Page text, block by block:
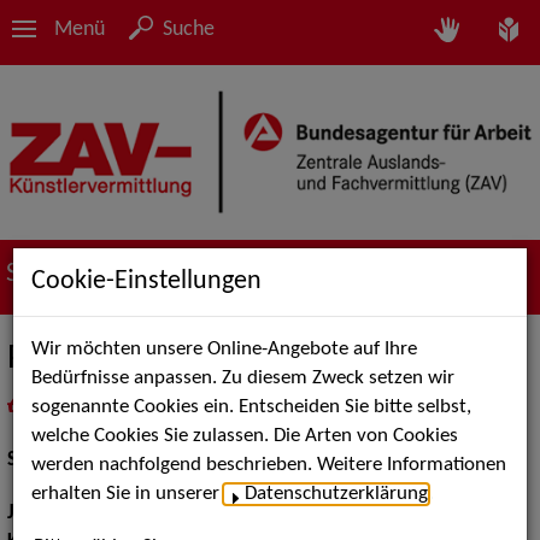
Menü Suche
Suche nach Künstler*innen
Pia Mewes
als PDF speichern
inMeine Merklistelegen
Schauspiel:Bühne, Film und TV
Jahrgang:
Cookie-Einstellungen
Wir möchten unsere Online-Angebote auf Ihre
Bedürfnisse anpassen. Zu diesem Zweck setzen wir
sogenannte Cookies ein. Entscheiden Sie bitte selbst,
welche Cookies Sie zulassen. Die Arten von Cookies
werden nachfolgend beschrieben. Weitere Informationen
erhalten Sie in unserer
Datenschutzerklärung